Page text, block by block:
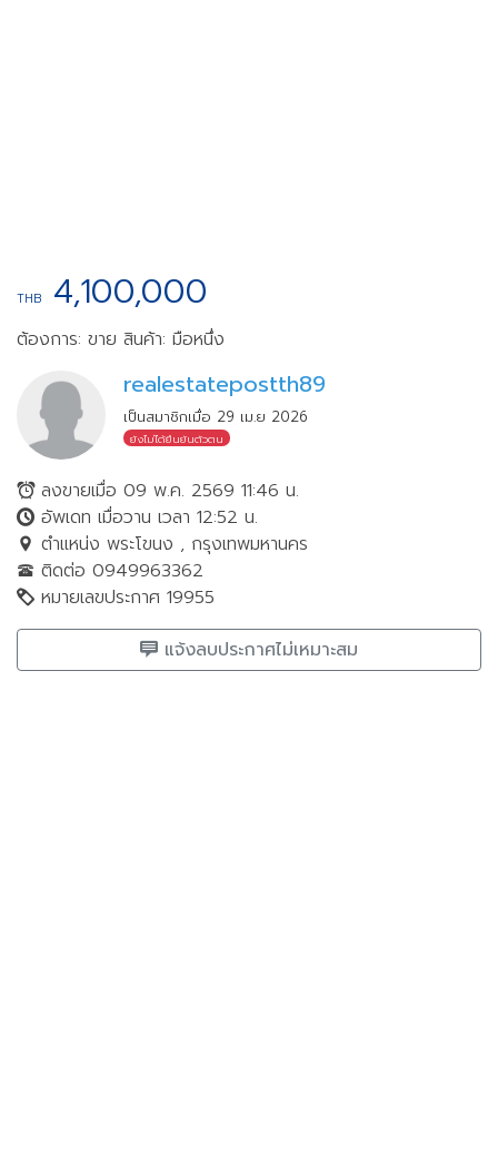
THB 4,100,000
ต้องการ: ขาย สินค้า: มือหนึ่ง
realestatepostth89
เป็นสมาชิกเมื่อ 29 เม.ย 2026
ยังไม่ได้ยืนยันตัวตน
ลงขายเมื่อ 09 พ.ค. 2569 11:46 น.
อัพเดท เมื่อวาน เวลา 12:52 น.
ตำแหน่ง พระโขนง , กรุงเทพมหานคร
ติดต่อ 0949963362
หมายเลขประกาศ 19955
แจ้งลบประกาศไม่เหมาะสม